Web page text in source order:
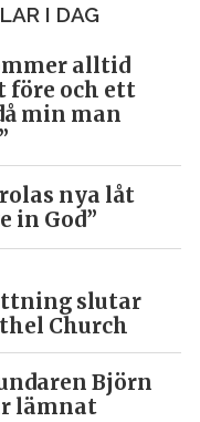
I DAG
alltid
före och ett
min man
nya låt
in God”
slutar
Church
Björn
lämnat